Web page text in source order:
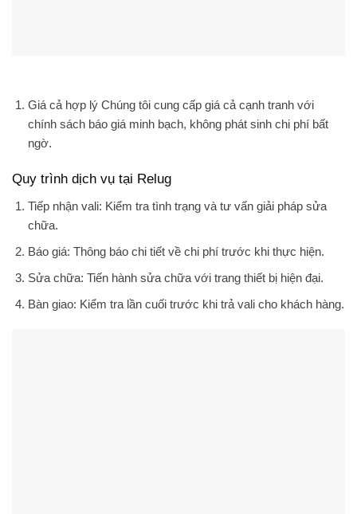
Giá cả hợp lýChúng tôi cung cấp giá cả cạnh tranh với
chính sách báo giá minh bạch, không phát sinh chi phí bất
ngờ.
Quy trình dịch vụ tại Relug
Tiếp nhận vali: Kiểm tra tình trạng và tư vấn giải pháp sửa
chữa.
Báo giá: Thông báo chi tiết về chi phí trước khi thực hiện.
Sửa chữa: Tiến hành sửa chữa với trang thiết bị hiện đại.
Bàn giao: Kiểm tra lần cuối trước khi trả vali cho khách hàng.